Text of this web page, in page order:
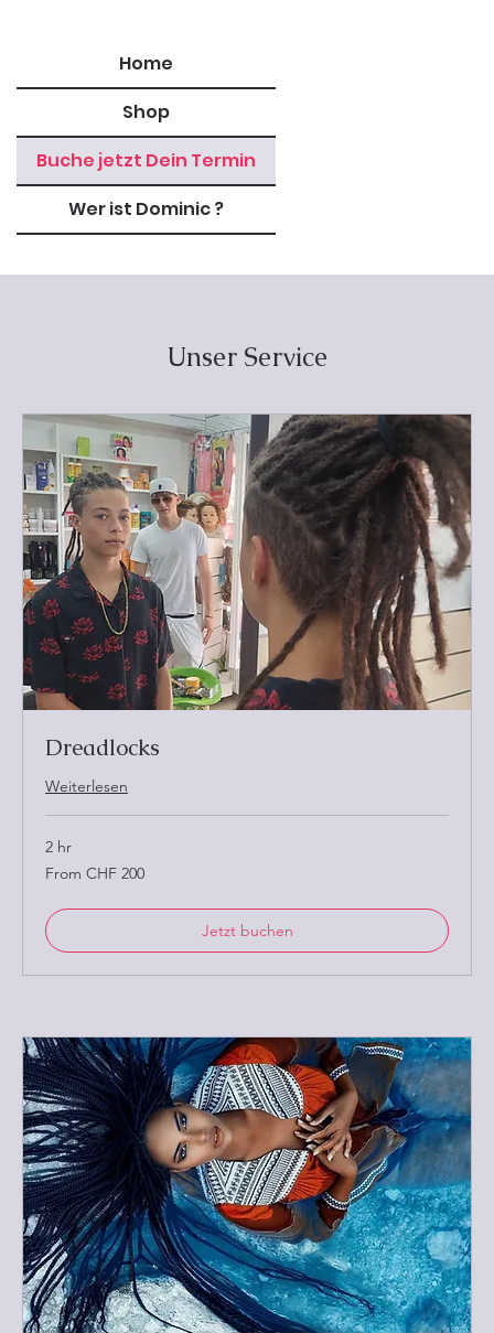
Home
Shop
Buche jetzt Dein Termin
Wer ist Dominic ?
Unser Service
Dreadlocks
Weiterlesen
2 hr
From
200
From CHF 200
Jetzt buchen